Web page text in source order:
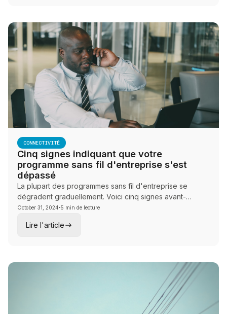
CONNECTIVITÉ
Cinq signes indiquant que votre
programme sans fil d'entreprise s'est
dépassé
La plupart des programmes sans fil d'entreprise se
dégradent graduellement. Voici cinq signes avant-
coureurs indiquant que la gestion des appareils mobiles
fil peut révéler.
October 31, 2024·5 min de lecture
Lire l'article